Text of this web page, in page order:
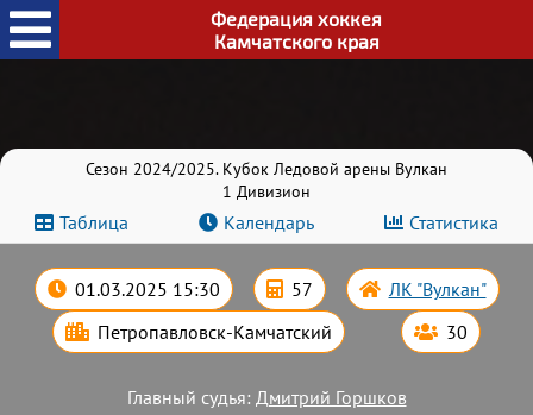
Федерация хоккея
Камчатского края
Сезон 2024/2025. Кубок Ледовой арены Вулкан
1 Дивизион
Таблица Календарь Статистика
01.03.2025 15:30 57 ЛК "Вулкан"
Петропавловск-Камчатский 30
Главный судья: Дмитрий Горшков